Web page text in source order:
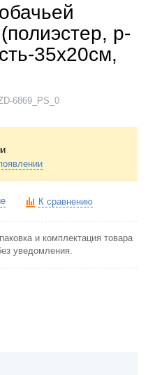
р-
35х20см,
6869_PS_0
К сравнению
и комплектация товара
уведомления.